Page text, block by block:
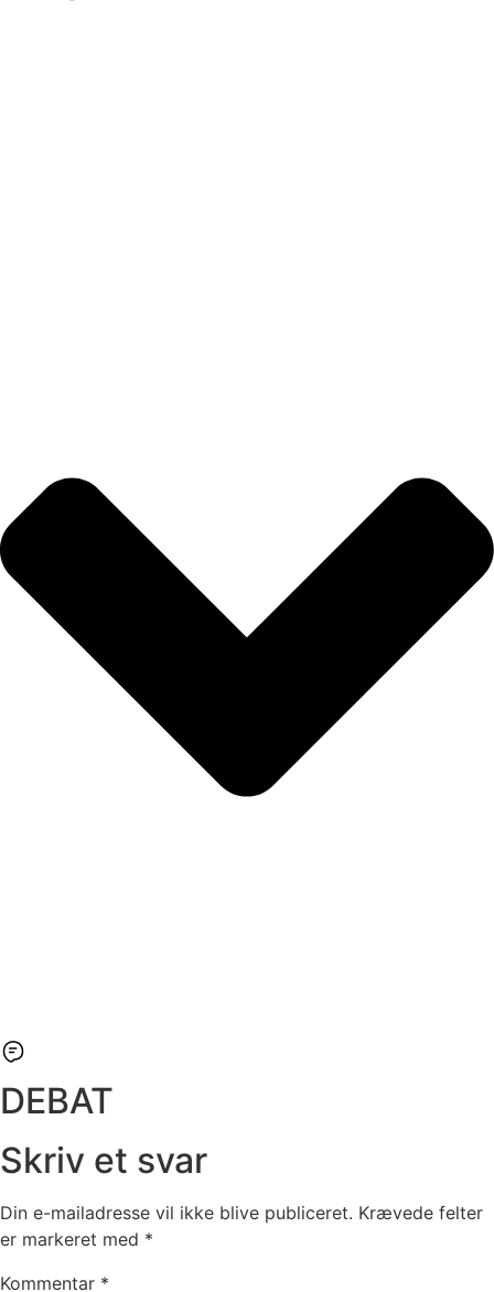
DEBAT
Skriv et svar
Din e-mailadresse vil ikke blive publiceret. Krævede felter
er markeret med *
Kommentar *